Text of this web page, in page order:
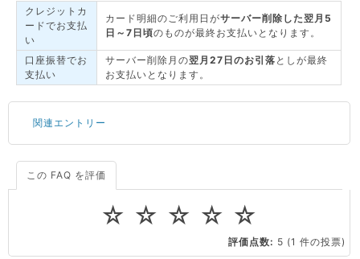
クレジットカ
ードでお支払
い
カード明細のご利用日がサーバー削除した翌月5
日～7日頃のものが最終お支払いとなります。
口座振替でお
支払い
サーバー削除月の翌月27日のお引落 としが最終
お支払いとなります。
関連エントリー
サーバーが重いので調査してほしい
CPUやメモリをアップグレードしたい
この FAQ を評価
☆
☆
☆
☆
☆
評価点数: 5 (1 件の投票)